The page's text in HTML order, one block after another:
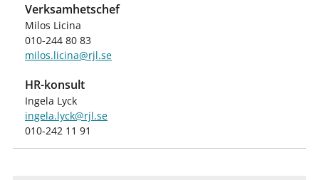
Verksamhetschef
Milos Licina
010-244 80 83
milos.licina@rjl.se
HR-konsult
Ingela Lyck
ingela.lyck@rjl.se
010-242 11 91